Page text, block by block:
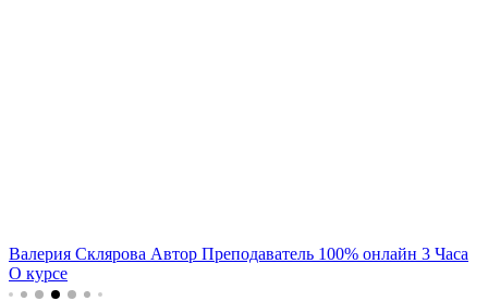
Валерия Склярова Автор Преподаватель 100% онлайн 3 Часа
О курсе